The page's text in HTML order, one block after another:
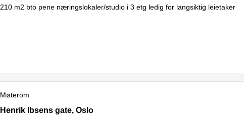
210 m2 bto pene næringslokaler/studio i 3 etg ledig for langsiktig leietaker
Møterom
Henrik Ibsens gate 90, Oslo
Henrik Ibsens gate, Oslo